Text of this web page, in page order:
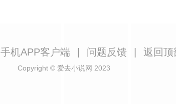
手机APP客户端 问题反馈 返回顶
Copyright © 爱去小说网 2023